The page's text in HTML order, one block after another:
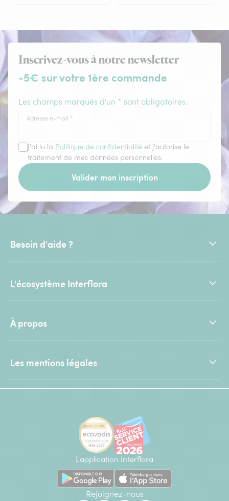
Inscrivez-vous à notre newsletter
-5€ sur votre 1ère commande
Les champs marqués d'un * sont obligatoires.
Adresse e-mail *
J'ai lu la Politique de confidentialité et j'autorise le
traitement de mes données personnelles.
Valider mon inscription
Besoin d'aide ?
L'écosystème Interflora
À propos
Les mentions légales
L'application Interflora
Rejoignez-nous